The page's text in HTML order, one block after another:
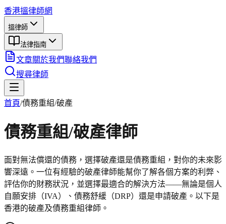
香港搵律師網
搵律師
法律指南
文章關於我們聯絡我們
搜尋律師
首頁/債務重組/破產
債務重組/破產律師
面對無法償還的債務，選擇破產還是債務重組，對你的未來影
響深遠。一位有經驗的破產律師能幫你了解各個方案的利弊、
評估你的財務狀況，並選擇最適合的解決方法——無論是個人
自願安排（IVA）、債務舒緩（DRP）還是申請破產。以下是
香港的破產及債務重組律師。